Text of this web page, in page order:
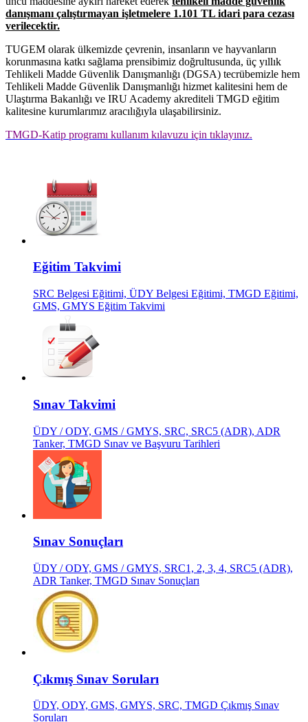
danışmanı çalıştırmayan işletmelere 1.101 TL idari para cezası
verilecektir.
TUGEM olarak ülkemizde çevrenin, insanların ve hayvanların
korunmasına katkı sağlama prensibimiz doğrultusunda, üç yıllık
Tehlikeli Madde Güvenlik Danışmanlığı (DGSA) tecrübemizle hem
Tehlikeli Madde Güvenlik Danışmanlığı hizmet kalitesini hem de
Ulaştırma Bakanlığı ve IRU Academy akrediteli TMGD eğitim
kalitesine kurumlarımız aracılığıyla ulaşabilirsiniz.
TMGD-Katip programı kullanım kılavuzu için tıklayınız.
Eğitim Takvimi
SRC Belgesi Eğitimi, ÜDY Belgesi Eğitimi, TMGD Eğitimi,
GMS, GMYS Eğitim Takvimi
Sınav Takvimi
ÜDY / ODY, GMS / GMYS, SRC, SRC5 (ADR), ADR
Tanker, TMGD Sınav ve Başvuru Tarihleri
Sınav Sonuçları
ÜDY / ODY, GMS / GMYS, SRC1, 2, 3, 4, SRC5 (ADR),
ADR Tanker, TMGD Sınav Sonuçları
Çıkmış Sınav Soruları
ÜDY, ODY, GMS, GMYS, SRC, TMGD Çıkmış Sınav
Soruları